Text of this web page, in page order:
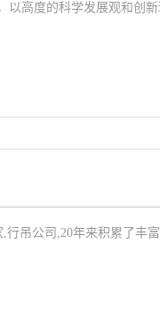
高度的科学发展观和创
吊公司,20年来积累了丰